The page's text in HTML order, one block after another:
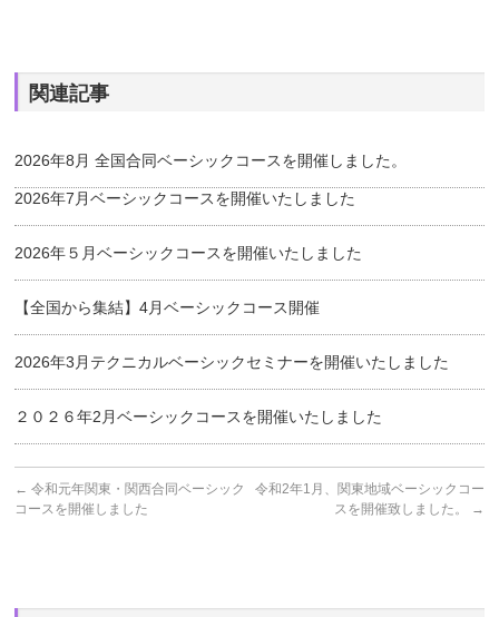
関連記事
2026年8月 全国合同ベーシックコースを開催しました。
2026年7月ベーシックコースを開催いたしました
2026年５月ベーシックコースを開催いたしました
【全国から集結】4月ベーシックコース開催
2026年3月テクニカルベーシックセミナーを開催いたしました
２０２６年2月ベーシックコースを開催いたしました
← 令和元年関東・関西合同ベーシック
コースを開催しました
令和2年1月、関東地域ベーシックコー
スを開催致しました。
→